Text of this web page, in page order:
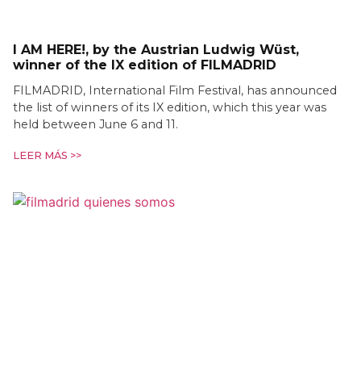
I AM HERE!, by the Austrian Ludwig Wüst,
winner of the IX edition of FILMADRID
FILMADRID, International Film Festival, has announced
the list of winners of its IX edition, which this year was
held between June 6 and 11.
LEER MÁS >>